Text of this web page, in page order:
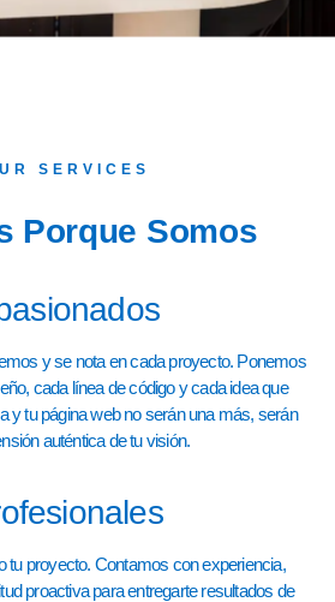
SERVICES
Porque Somos
y se nota en cada proyecto. Ponemos
cada línea de código y cada idea que
y tu página web no serán una más, serán
auténtica de tu visión.
tu proyecto. Contamos con experiencia,
proactiva para entregarte resultados de